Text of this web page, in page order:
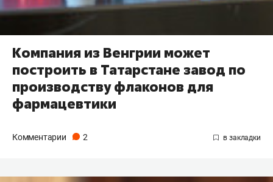
Компания из Венгрии может
построить в Татарстане завод по
производству флаконов для
фармацевтики
Комментарии 2